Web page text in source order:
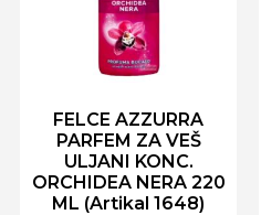
FELCE AZZURRA
PARFEM ZA VEŠ
ULJANI KONC.
ORCHIDEA NERA 220
ML (Artikal 1648)